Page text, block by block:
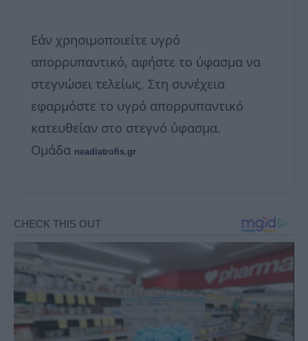
Εάν χρησιμοποιείτε υγρό
απορρυπαντικό, αφήστε το ύφασμα να
στεγνώσει τελείως. Στη συνέχεια
εφαρμόστε το υγρό απορρυπαντικό
κατευθείαν στο στεγνό ύφασμα.
Ομάδα neadiatrofis.gr